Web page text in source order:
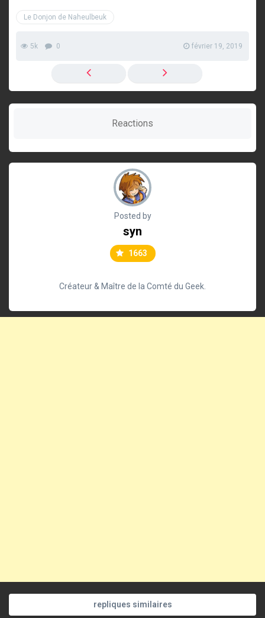
Le Donjon de Naheulbeuk
5k 0 février 19, 2019
Reactions
Posted by
syn
1663
Créateur & Maître de la Comté du Geek.
repliques similaires